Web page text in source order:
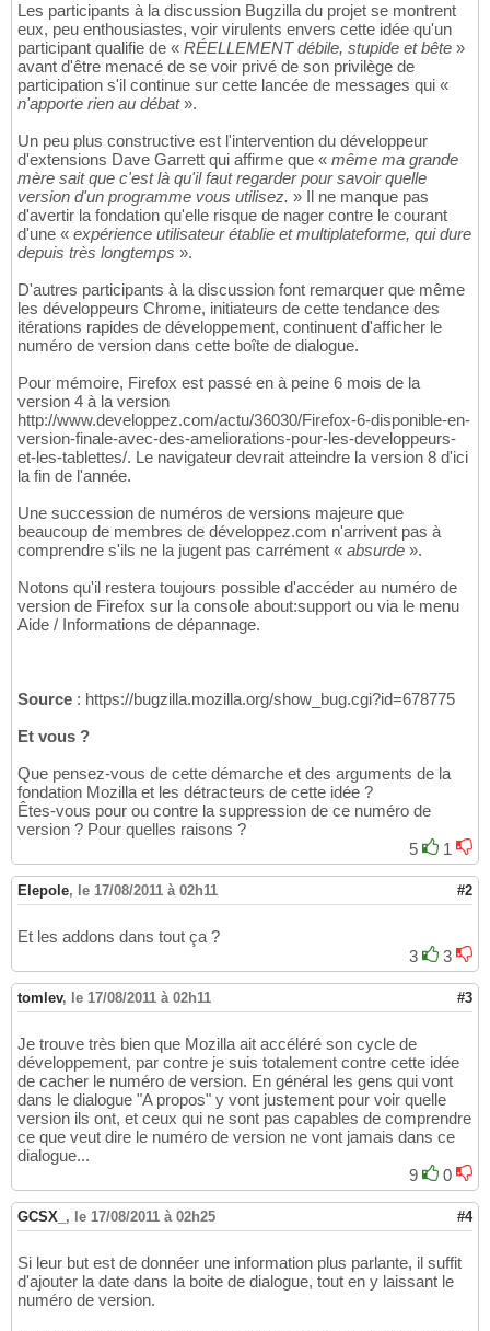
Les participants à la discussion Bugzilla du projet se montrent
eux, peu enthousiastes, voir virulents envers cette idée qu'un
participant qualifie de « RÉELLEMENT débile, stupide et bête »
avant d'être menacé de se voir privé de son privilège de
participation s'il continue sur cette lancée de messages qui «
n'apporte rien au débat».
Un peu plus constructive est l'intervention du développeur
d'extensions Dave Garrett qui affirme que « même ma grande
mère sait que c'est là qu'il faut regarder pour savoir quelle
version d'un programme vous utilisez. » Il ne manque pas
d'avertir la fondation qu'elle risque de nager contre le courant
d'une « expérience utilisateur établie et multiplateforme, qui dure
depuis très longtemps ».
D'autres participants à la discussion font remarquer que même
les développeurs Chrome, initiateurs de cette tendance des
itérations rapides de développement, continuent d'afficher le
numéro de version dans cette boîte de dialogue.
Pour mémoire, Firefox est passé en à peine 6 mois de la
version 4 à la version
http://www.developpez.com/actu/36030/Firefox-6-disponible-en-
version-finale-avec-des-ameliorations-pour-les-developpeurs-
et-les-tablettes/. Le navigateur devrait atteindre la version 8 d'ici
la fin de l'année.
Une succession de numéros de versions majeure que
beaucoup de membres de développez.com n'arrivent pas à
comprendre s'ils ne la jugent pas carrément « absurde ».
Notons qu'il restera toujours possible d'accéder au numéro de
version de Firefox sur la console about:support ou via le menu
Aide / Informations de dépannage.
Source : https://bugzilla.mozilla.org/show_bug.cgi?id=678775
Et vous ?
Que pensez-vous de cette démarche et des arguments de la
fondation Mozilla et les détracteurs de cette idée ?
Êtes-vous pour ou contre la suppression de ce numéro de
version ? Pour quelles raisons ?
5
1
Elepole, le 17/08/2011 à 02h11 #2
Et les addons dans tout ça ?
3
3
tomlev, le 17/08/2011 à 02h11 #3
Je trouve très bien que Mozilla ait accéléré son cycle de
développement, par contre je suis totalement contre cette idée
de cacher le numéro de version. En général les gens qui vont
dans le dialogue "A propos" y vont justement pour voir quelle
version ils ont, et ceux qui ne sont pas capables de comprendre
ce que veut dire le numéro de version ne vont jamais dans ce
dialogue...
9
0
GCSX_ , le 17/08/2011 à 02h25 #4
Si leur but est de donnéer une information plus parlante, il suffit
d'ajouter la date dans la boite de dialogue, tout en y laissant le
numéro de version.